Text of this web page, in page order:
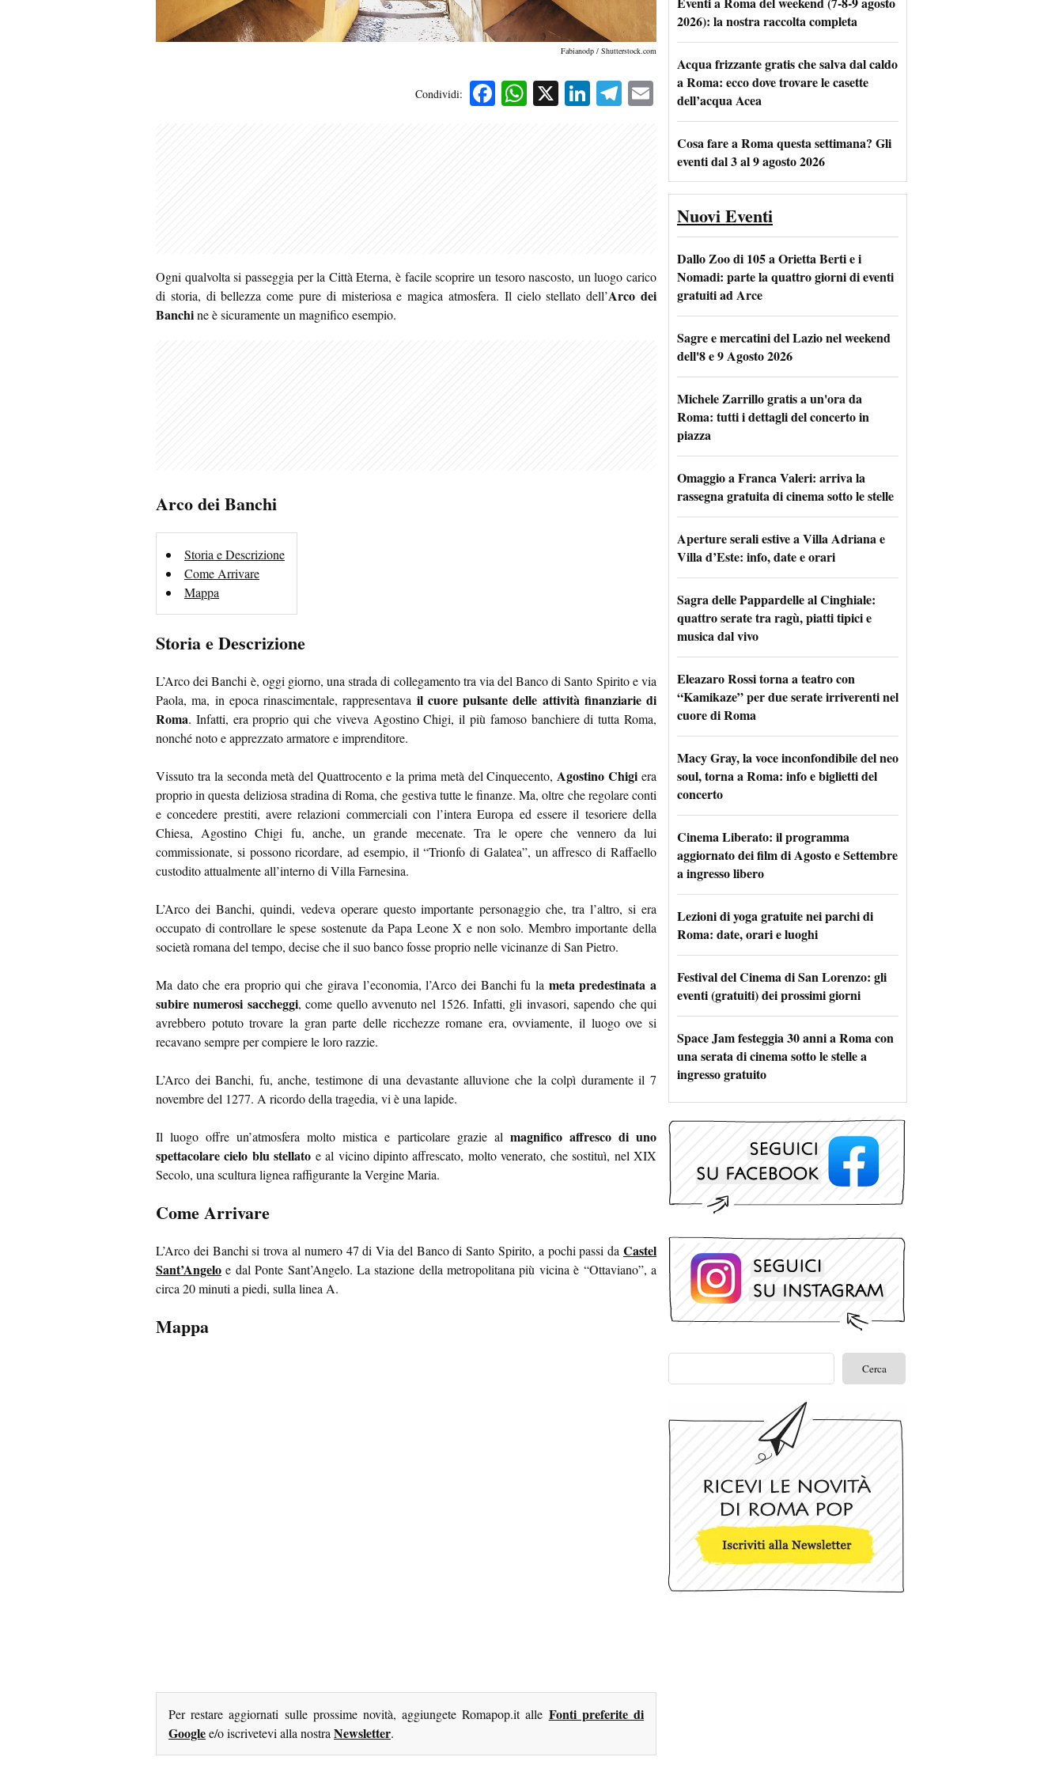
Fabianodp / Shutterstock.com
Condividi: Facebook
WhatsApp
X LinkedIn
Telegram
Email
Ogni qualvolta si passeggia per la Città Eterna, è facile scoprire un tesoro nascosto, un luogo carico
di storia, di bellezza come pure di misteriosa e magica atmosfera. Il cielo stellato dell’Arco dei
Banchine è sicuramente un magnifico esempio.
Arco dei Banchi
Storia e Descrizione
Come Arrivare
Mappa
Storia e Descrizione
L’Arco dei Banchi è, oggi giorno, una strada di collegamento tra via del Banco di Santo Spirito e via
Paola, ma, in epoca rinascimentale, rappresentava il cuore pulsante delle attività finanziarie di
Roma. Infatti, era proprio qui che viveva Agostino Chigi, il più famoso banchiere di tutta Roma,
nonché noto e apprezzato armatore e imprenditore.
Vissuto tra la seconda metà del Quattrocento e la prima metà del Cinquecento,Agostino Chigi era
proprio in questa deliziosa stradina di Roma, che gestiva tutte le finanze. Ma, oltre che regolare conti
e concedere prestiti, avere relazioni commerciali con l’intera Europa ed essere il tesoriere della
Chiesa, Agostino Chigi fu, anche, un grande mecenate. Tra le opere che vennero da lui
commissionate, si possono ricordare, ad esempio, il “Trionfo di Galatea”, un affresco di Raffaello
custodito attualmente all’interno di Villa Farnesina.
L’Arco dei Banchi, quindi, vedeva operare questo importante personaggio che, tra l’altro, si era
occupato di controllare le spese sostenute da Papa Leone X e non solo. Membro importante della
società romana del tempo, decise che il suo banco fosse proprio nelle vicinanze di San Pietro.
Ma dato che era proprio qui che girava l’economia, l’Arco dei Banchi fu la meta predestinata a
subire numerosi saccheggi, come quello avvenuto nel 1526. Infatti, gli invasori, sapendo che qui
avrebbero potuto trovare la gran parte delle ricchezze romane era, ovviamente, il luogo ove si
recavano sempre per compiere le loro razzie.
L’Arco dei Banchi, fu, anche, testimone di una devastante alluvione che la colpì duramente il 7
novembre del 1277. A ricordo della tragedia, vi è una lapide.
Il luogo offre un’atmosfera molto mistica e particolare grazie al magnifico affresco di uno
spettacolare cielo blu stellato e al vicino dipinto affrescato, molto venerato, che sostituì, nel XIX
Secolo, una scultura lignea raffigurante la Vergine Maria.
Come Arrivare
L’Arco dei Banchi si trova al numero 47 di Via del Banco di Santo Spirito, a pochi passi da Castel
Sant’Angelo e dal Ponte Sant’Angelo. La stazione della metropolitana più vicina è “Ottaviano”, a
circa 20 minuti a piedi, sulla linea A.
Mappa
Per restare aggiornati sulle prossime novità, aggiungete Romapop.it alle Fonti preferite di
Googlee/o iscrivetevi alla nostraNewsletter.
2026): la nostra raccolta completa
Acqua frizzante gratis che salva dal caldo
a Roma: ecco dove trovare le casette
dell’acqua Acea
Cosa fare a Roma questa settimana? Gli
eventi dal 3 al 9 agosto 2026
Nuovi Eventi
Dallo Zoo di 105 a Orietta Berti e i
Nomadi: parte la quattro giorni di eventi
gratuiti ad Arce
Sagre e mercatini del Lazio nel weekend
dell'8 e 9 Agosto 2026
Michele Zarrillo gratis a un'ora da
Roma: tutti i dettagli del concerto in
piazza
Omaggio a Franca Valeri: arriva la
rassegna gratuita di cinema sotto le stelle
Aperture serali estive a Villa Adriana e
Villa d’Este: info, date e orari
Sagra delle Pappardelle al Cinghiale:
quattro serate tra ragù, piatti tipici e
musica dal vivo
Eleazaro Rossi torna a teatro con
“Kamikaze” per due serate irriverenti nel
cuore di Roma
Macy Gray, la voce inconfondibile del neo
soul, torna a Roma: info e biglietti del
concerto
Cinema Liberato: il programma
aggiornato dei film di Agosto e Settembre
a ingresso libero
Lezioni di yoga gratuite nei parchi di
Roma: date, orari e luoghi
Festival del Cinema di San Lorenzo: gli
eventi (gratuiti) dei prossimi giorni
Space Jam festeggia 30 anni a Roma con
una serata di cinema sotto le stelle a
ingresso gratuito